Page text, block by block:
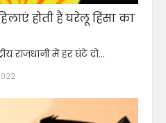
होती हैं घरेलू हिंसा का
राजधानी में हर घंटे दो...